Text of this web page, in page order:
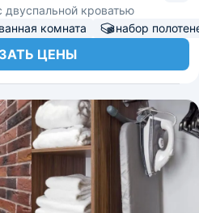
кроватью
комната набор
ЦЕНЫ